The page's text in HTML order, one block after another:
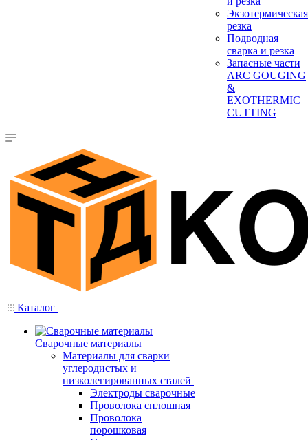
Экзотермическая
резка
Подводная
сварка и резка
Запасные части
ARC GOUGING
&
EXOTHERMIC
CUTTING
Каталог
Сварочные материалы
Материалы для сварки
углеродистых и
низколегированных сталей
Электроды сварочные
Проволока сплошная
Проволока
порошковая